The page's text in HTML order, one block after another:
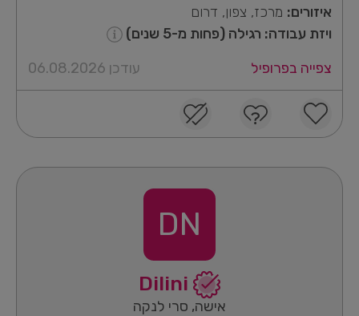
איזורים: מרכז, צפון, דרום
ויזת עבודה: רגילה (פחות מ-5 שנים)
צפייה בפרופיל
עודכן 06.08.2026
DN
אישה, סרי לנקה